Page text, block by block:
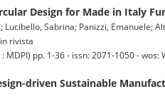
Design for Made in Italy
Lucibello, Sabrina; Panizzi, Emanuele;
rivista
: MDPI) pp. 1-36 - issn: 2071-1050 -
driven Sustainable